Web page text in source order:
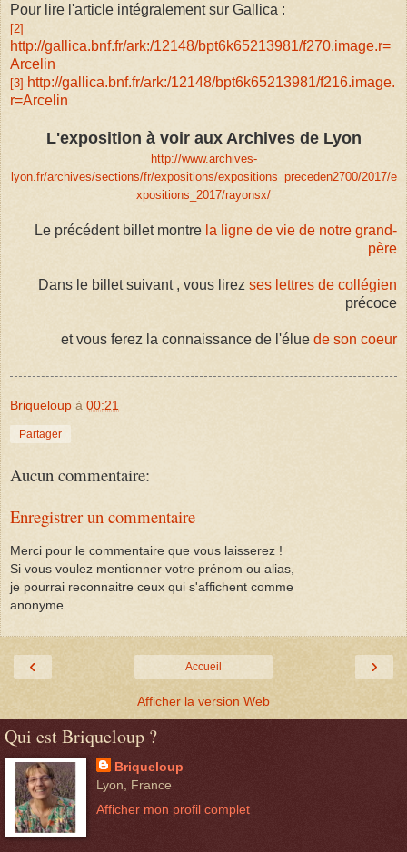
Pour lire l'article intégralement sur Gallica :
[2]
http://gallica.bnf.fr/ark:/12148/bpt6k65213981/f270.image.r=
Arcelin
[3] http://gallica.bnf.fr/ark:/12148/bpt6k65213981/f216.image.
r=Arcelin
L'exposition à voir aux Archives de Lyon
http://www.archives-
lyon.fr/archives/sections/fr/expositions/expositions_preceden2700/2017/e
xpositions_2017/rayonsx/
Le précédent billet montre la ligne de vie de notre grand-
père
Dans le billet suivant , vous lirez ses lettres de collégien
précoce
et vous ferez la connaissance de l'élue de son coeur
Briqueloup à 00:21
Partager
Aucun commentaire:
Enregistrer un commentaire
Merci pour le commentaire que vous laisserez !
Si vous voulez mentionner votre prénom ou alias,
je pourrai reconnaitre ceux qui s'affichent comme
anonyme.
‹ ›
Accueil
Afficher la version Web
Qui est Briqueloup ?
Briqueloup
Lyon, France
Afficher mon profil complet